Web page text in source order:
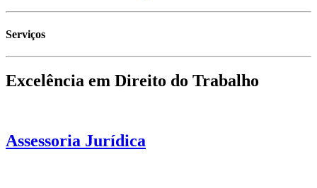
Serviços
Excelência em Direito do Trabalho
Assessoria Jurídica